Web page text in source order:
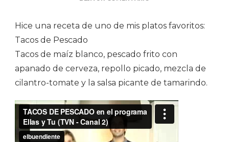
PESCADO
Hice una receta de uno de mis platos favoritos:
Tacos de Pescado
Tacos de maíz blanco, pescado frito con
apanado de cerveza, repollo picado, mezcla de
cilantro-tomate y la salsa picante de tamarindo.